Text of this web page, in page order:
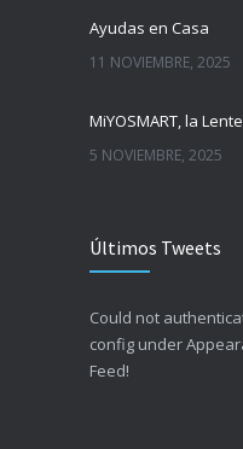
Ayudas en Casa
11 NOVIEMBRE, 2025
5 NOVIEMBRE, 2025
Últimos Tweets
Could not
config under
Feed!